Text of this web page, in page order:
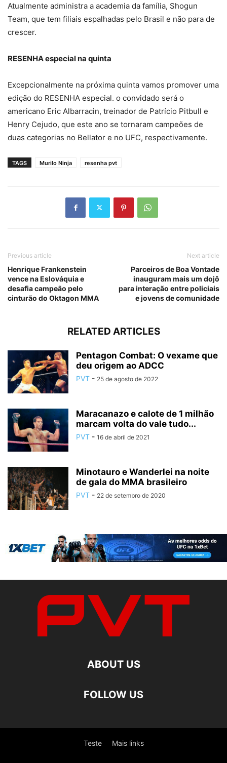
Atualmente administra a academia da família, Shogun
Team, que tem filiais espalhadas pelo Brasil e não para de
crescer.
RESENHA especial na quinta
Excepcionalmente na próxima quinta vamos promover uma
edição do RESENHA especial. o convidado será o
americano Eric Albarracin, treinador de Patrício Pitbull e
Henry Cejudo, que este ano se tornaram campeões de
duas categorias no Bellator e no UFC, respectivamente.
TAGS Murilo Ninja resenha pvt
Previous article
Henrique Frankenstein
vence na Eslováquia e
desafia campeão pelo
cinturão do Oktagon MMA
Next article
Parceiros de Boa Vontade
inauguram mais um dojô
para interação entre policiais
e jovens de comunidade
RELATED ARTICLES
Pentagon Combat: O vexame que
deu origem ao ADCC
PVT - 25 de agosto de 2022
Maracanazo e calote de 1 milhão
marcam volta do vale tudo...
PVT - 16 de abril de 2021
Minotauro e Wanderlei na noite
de gala do MMA brasileiro
PVT - 22 de setembro de 2020
ABOUT US
FOLLOW US
Teste Mais links